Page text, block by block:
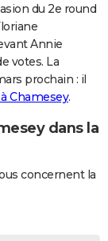
du 2e round
Annie
votes. La
prochain : il
Chamesey.
dans la
concernent la